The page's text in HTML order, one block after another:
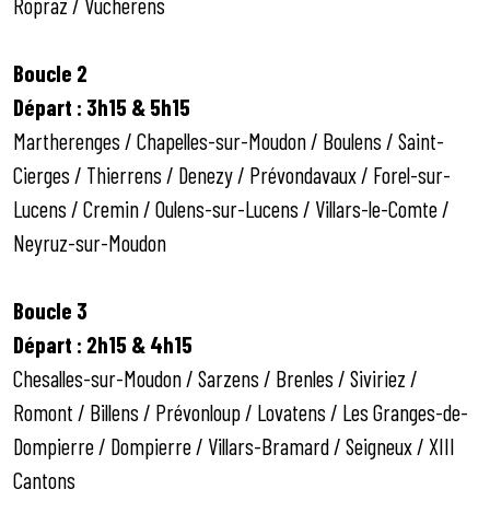
Boucle 2
Départ : 3h15 & 5h15
Martherenges / Chapelles-sur-Moudon / Boulens / Saint-
Cierges / Thierrens / Denezy / Prévondavaux / Forel-sur-
Lucens / Cremin / Oulens-sur-Lucens / Villars-le-Comte /
Neyruz-sur-Moudon
Boucle 3
Départ : 2h15 & 4h15
Chesalles-sur-Moudon / Sarzens / Brenles / Siviriez /
Romont / Billens / Prévonloup / Lovatens / Les Granges-de-
Dompierre / Dompierre / Villars-Bramard / Seigneux / XIII
Cantons